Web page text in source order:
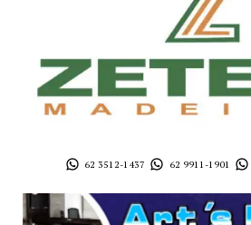
62 3512-1437 62 9911-1901